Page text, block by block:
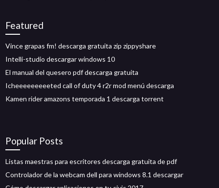
Featured
Vince grapas fm! descarga gratuita zip zippyshare
Intelli-studio descargar windows 10
El manual del quesero pdf descarga gratuita
Icheeeeeeeeeted call of duty 4 r2r mod menú descarga
Kamen rider amazons temporada 1 descarga torrent
Popular Posts
Listas maestras para escritores descarga gratuita de pdf
Controlador de la webcam dell para windows 8.1 descargar